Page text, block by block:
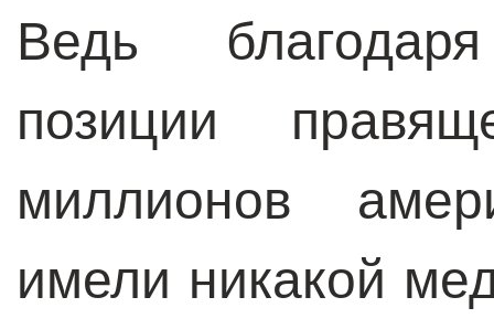
Ведь
позиции
миллионов
имели никакой